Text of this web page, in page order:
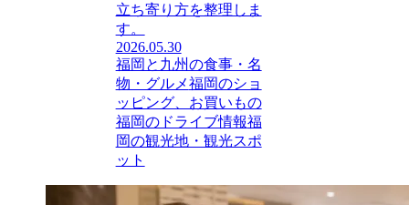
立ち寄り方を整理しま
す。
2026.05.30
福岡と九州の食事・名
物・グルメ福岡のショ
ッピング、お買いもの
福岡のドライブ情報福
岡の観光地・観光スポ
ット